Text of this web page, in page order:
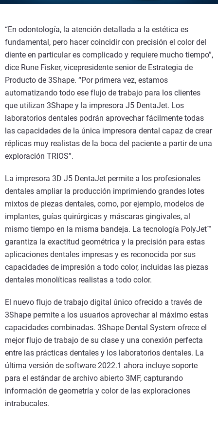
“En odontología, la atención detallada a la estética es
fundamental, pero hacer coincidir con precisión el color del
diente en particular es complicado y requiere mucho tiempo”,
dice Rune Fisker, vicepresidente senior de Estrategia de
Producto de 3Shape. “Por primera vez, estamos
automatizando todo ese flujo de trabajo para los clientes
que utilizan 3Shape y la impresora J5 DentaJet. Los
laboratorios dentales podrán aprovechar fácilmente todas
las capacidades de la única impresora dental capaz de crear
réplicas muy realistas de la boca del paciente a partir de una
exploración TRIOS”.
La impresora 3D J5 DentaJet permite a los profesionales
dentales ampliar la producción imprimiendo grandes lotes
mixtos de piezas dentales, como, por ejemplo, modelos de
implantes, guías quirúrgicas y máscaras gingivales, al
mismo tiempo en la misma bandeja. La tecnología PolyJet™
garantiza la exactitud geométrica y la precisión para estas
aplicaciones dentales impresas y es reconocida por sus
capacidades de impresión a todo color, incluidas las piezas
dentales monolíticas realistas a todo color.
El nuevo flujo de trabajo digital único ofrecido a través de
3Shape permite a los usuarios aprovechar al máximo estas
capacidades combinadas. 3Shape Dental System ofrece el
mejor flujo de trabajo de su clase y una conexión perfecta
entre las prácticas dentales y los laboratorios dentales. La
última versión de software 2022.1 ahora incluye soporte
para el estándar de archivo abierto 3MF, capturando
información de geometría y color de las exploraciones
intrabucales.